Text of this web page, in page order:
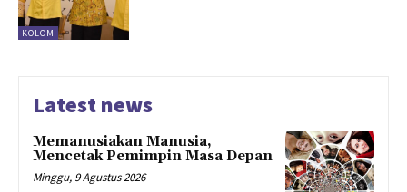
KOLOM
Latest news
Memanusiakan Manusia,
Mencetak Pemimpin Masa Depan
Minggu, 9 Agustus 2026